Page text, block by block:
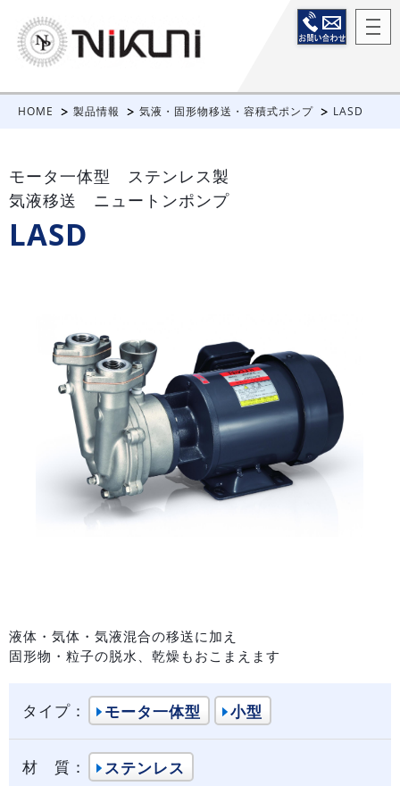
HOME 製品情報 気液・固形物移送・容積式ポンプ LASD
モータ一体型 ステンレス製
気液移送 ニュートンポンプ
LASD
液体・気体・気液混合の移送に加え
固形物・粒子の脱水、乾燥もおこまえます
タイプ： モータ一体型 小型
材 質： ステンレス